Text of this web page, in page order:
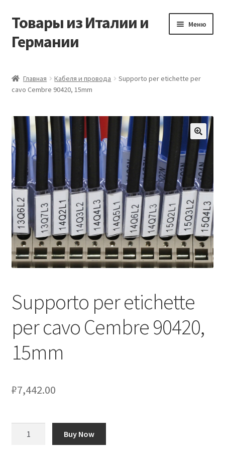
Перейти
навигации
Перейти
содержимому
Товары из Италии и
Германии
Меню
Виды доставки
Заказать товары из Европы
Контакты
Корзина
Мой аккаунт
Оставить отзыв
Оформление заказа
Скидки
Сотрудничество
Главная Кабеля и провода
Supporto per etichette per
cavo Cembre 90420, 15mm
🔍
Supporto per etichette
per cavo Cembre 90420,
15mm
₽7,442.00
Buy Now